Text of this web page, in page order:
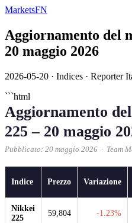
MarketsFN
Aggiornamento del
20 maggio 2026
2026-05-20 · Indices · Reporter
```html
Aggiornamento
225 – 20 maggio
Pubblicato: 20 maggio 2026 · Team
Indice Prezzo Variazione
Nikkei
225
59,804 -1.23%